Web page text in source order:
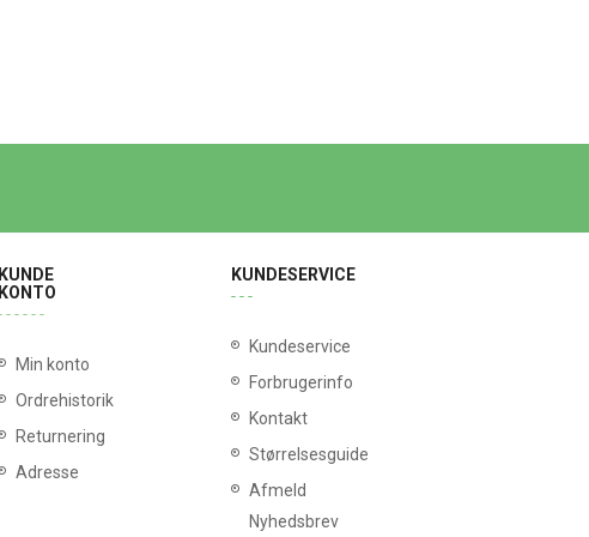
KUNDE
KONTO
Min konto
Ordrehistorik
Returnering
Adresse
KUNDESERVICE
Kundeservice
Forbrugerinfo
Kontakt
Størrelsesguide
Afmeld
Nyhedsbrev